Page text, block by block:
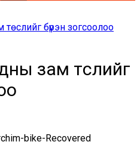
бүрэн зогсоолоо
зам төслийг